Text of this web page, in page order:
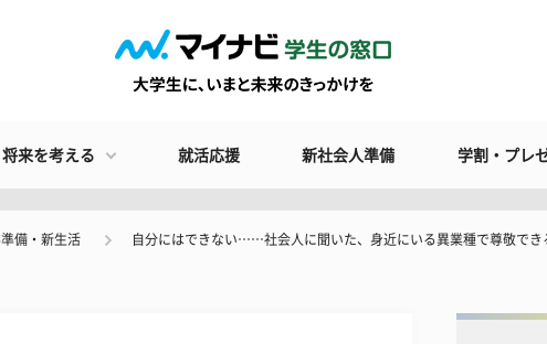
将来を考える 就活応援 新社会人準備 学割・プレ
準備・新生活 自分にはできない……社会人に聞いた、身近にいる異業種で尊敬でき